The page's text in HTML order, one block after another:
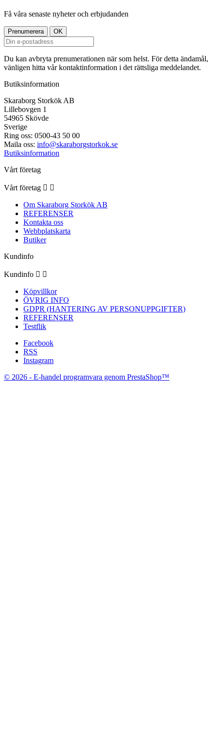
Få våra senaste nyheter och erbjudanden
Du kan avbryta prenumerationen när som helst. För detta ändamål,
vänligen hitta vår kontaktinformation i det rättsliga meddelandet.
Butiksinformation
Skaraborg Storkök AB
Lillebovgen 1
54965 Skövde
Sverige
Ring oss: 0500-43 50 00
Maila oss: info@skaraborgstorkok.se
Butiksinformation
Vårt företag
Vårt företag  
Om Skaraborg Storkök AB
REFERENSER
Kontakta oss
Webbplatskarta
Butiker
Kundinfo
Kundinfo  
Köpvillkor
ÖVRIG INFO
GDPR (HANTERING AV PERSONUPPGIFTER)
REFERENSER
Testflik
Facebook
RSS
Instagram
© 2026 - E-handel programvara genom PrestaShop™